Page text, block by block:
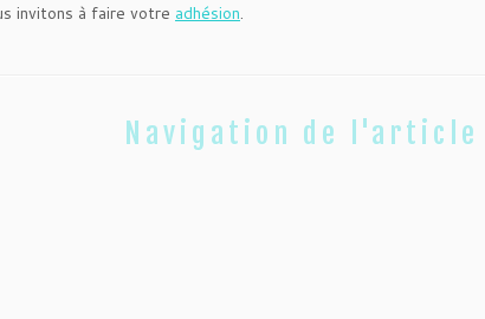
invitons à faire votre adhésion.
Navigation de l'article